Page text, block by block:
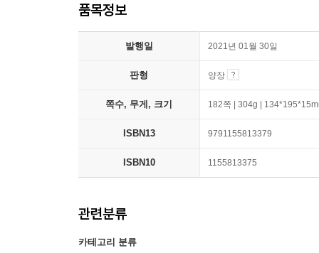
품목정보
발행일 2021년 01월 30일
판형 양장
쪽수, 무게, 크기 182쪽 | 304g |
ISBN13 9791155813379
ISBN10 1155813375
관련분류
카테고리 분류